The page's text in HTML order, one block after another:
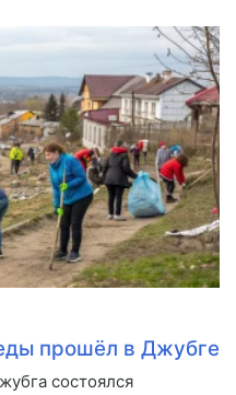
прошёл в Джубге
состоялся